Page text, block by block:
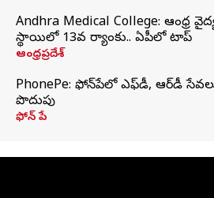
Andhra Medical College:
స్థాయిలో 13వ ర్యాంకు.. ఏపీలో టాప్
ఆంధ్రప్రదేశ్
PhonePe: ఫోన్‌పేలో ఎఫ్‌డీ, ఆర్‌డీ
పొదుపు
ఫోన్‌ పే